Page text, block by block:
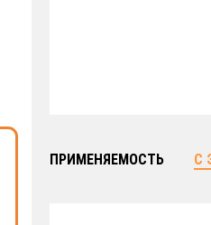
ПРИМЕНЯЕМОСТЬ С